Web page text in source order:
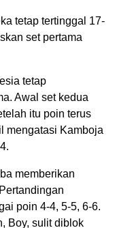
tetap tertinggal 17-
set pertama
tetap
Awal set kedua
itu poin terus
mengatasi Kamboja
memberikan
poin 4-4, 5-5, 6-6.
Boy, sulit diblok